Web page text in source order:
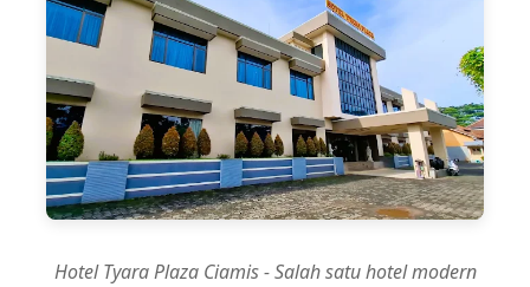
Hotel Tyara Plaza Ciamis - Salah satu hotel modern